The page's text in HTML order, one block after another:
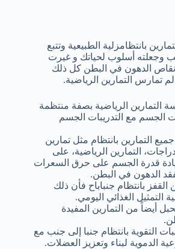
بانتظامزلية الطبيعية وتتبع
وجعلته أسلوب لحياتك و غيرت
الدهون في البطن كل ذلك
تمارس التمارين الرياضية.
التمارين الرياضية بصفة منتظمة
مع التدريبات الجسم
التمارين بانتظام مثل تمارين
التمارين الرياضية، على
قدرة الجسم على حرق السعرات
الدهون في البطن.
القفز بانتظام جنباباح فأن ذلك
التمثيل الغذائي اليومي.
أيضاً من التمارين المفيدة
التقوية بانتظام جنبا إلى جنب مع
الدموية لبناء وتعزيز العضلات.